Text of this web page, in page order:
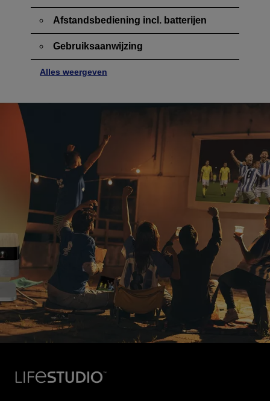
Afstandsbediening incl. batterijen
Gebruiksaanwijzing
Alles weergeven